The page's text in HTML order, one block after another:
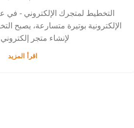
التخطيط لمتجرك الإلكتروني - في
الإلكترونية بوتيرة متسارعة، يصبح
لإنشاء متجر
اقرأ المزيد